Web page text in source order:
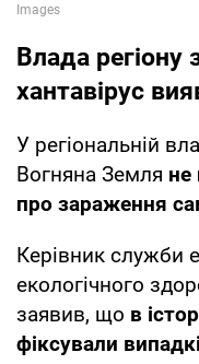
Влада
хантавірус
У регіональній
Вогняна Земля не
про зараження
Керівник служби
екологічного
заявив, що в
фіксували